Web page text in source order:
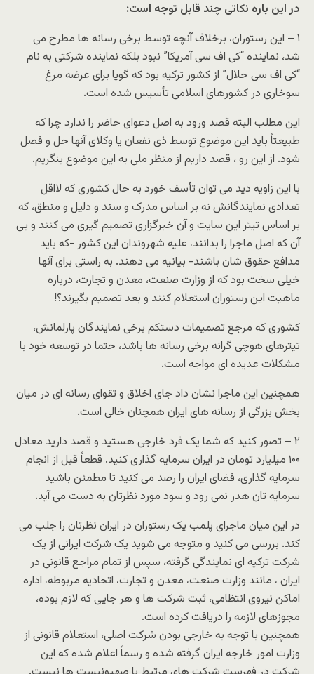
در این باره نکاتی چند قابل توجه است:
۱ – این رستوران، برخلاف آنچه توسط برخی رسانه ها مطرح می
شد، نماینده “کی اف سی آمریکا” نبود بلکه نماینده شرکتی به نام
“کی اف سی حلال” از کشور ترکیه بود که گویا برای عرضه مرغ
سوخاری در کشورهای اسلامی تأسیس شده است.
این مطلب البته قصد ورود به اصل دعوای حاضر را ندارد چرا که
طبیعتاً باید این موضوع توسط ذی نفعان یا وکلای آنها حل و فصل
شود. از این رو ، قصد داریم از منظر ملی به این موضوع بنگریم.
با این زاویه دید می توان تأسف خورد به حال کشوری که لااقل
تعدادی نمایندگانش نه بر اساس مدرک و سند و دلیل و منطق، که
بر اساس تیتر این سایت و آن خبرگزاری تصمیم گیری می کنند و بی
آن که اصل ماجرا را بدانند، علیه شهروندان این کشور -که باید
مدافع حقوق شان باشند- بیانیه می دهند. به راستی برای آنها
خیلی سخت بود که از وزارت صنعت، معدن و تجارت، درباره
ماهیت این رستوران استعلام کنند و بعد تصمیم بگیرند؟!
کشوری که مرجع تصمیمات دستکم برخی نمایندگان پارلمانش،
تیترهای هوچی گرانه برخی رسانه ها باشد، حتما در توسعه خود با
مشکلات عدیده ای مواجه است.
همچنین این ماجرا نشان داد جای اخلاق و تقوای رسانه ای در میان
بخش بزرگی از رسانه های ایران همچنان خالی است.
۲ – تصور کنید که شما یک فرد خارجی هستید و قصد دارید معادل
۱۰۰ میلیارد تومان در ایران سرمایه گذاری کنید. قطعاً قبل از انجام
سرمایه گذاری، فضای ایران را رصد می کنید تا مطمئن باشید
سرمایه تان هدر نمی رود و سود مورد نظرتان به دست می آید.
در این میان ماجرای پلمب یک رستوران در ایران نظرتان را جلب می
کند. بررسی می کنید و متوجه می شوید یک شرکت ایرانی از یک
شرکت ترکیه ای نمایندگی گرفته، سپس از تمام مراجع قانونی در
ایران ، مانند وزارت صنعت، معدن و تجارت، اتحادیه مربوطه، اداره
اماکن نیروی انتظامی، ثبت شرکت ها و هر جایی که لازم بوده،
مجوزهای لازمه را دریافت کرده است.
همچنین با توجه به خارجی بودن شرکت اصلی، استعلام قانونی از
وزارت امور خارجه ایران گرفته شده و رسماً اعلام شده که این